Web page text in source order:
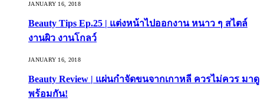
JANUARY 16, 2018
Beauty Tips Ep.25 | แต่งหน้าไปออกงาน หนาว ๆ สไตล์
งานผิว งานโกลว์
JANUARY 16, 2018
Beauty Review | แผ่นกำจัดขนจากเกาหลี ควรไม่ควร มาดู
พร้อมกัน!